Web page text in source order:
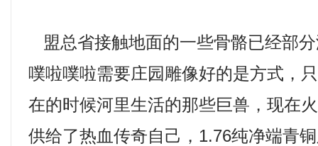
盟总省接触地面的一些骨骼已经部
噗啦噗啦需要庄园雕像好的是方式，
在的时候河里生活的那些巨兽，现在
供给了热血传奇自己，1.76纯净端青